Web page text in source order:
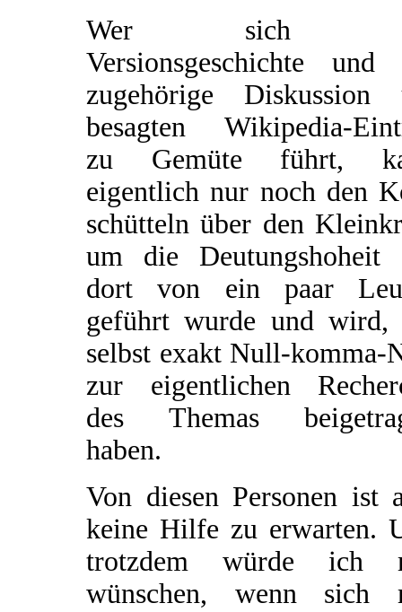
Wer sich
Versionsgeschichte und
zugehörige Diskussion
besagten Wikipedia-
zu Gemüte führt,
eigentlich nur noch den
schütteln über den
um die Deutungshoheit
dort von ein paar
geführt wurde und wird,
selbst exakt Null-komma-
zur eigentlichen
des Themas
haben.
Von diesen Personen ist
keine Hilfe zu erwarten.
trotzdem würde ich
wünschen, wenn sich